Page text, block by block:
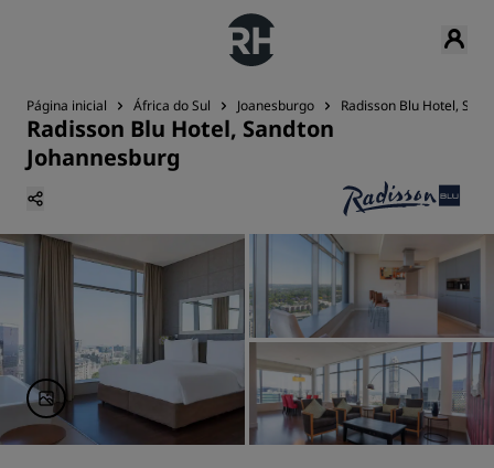
Página inicial África do Sul Joanesburgo Radisson Blu Hotel,
Radisson Blu Hotel, Sandton
Johannesburg